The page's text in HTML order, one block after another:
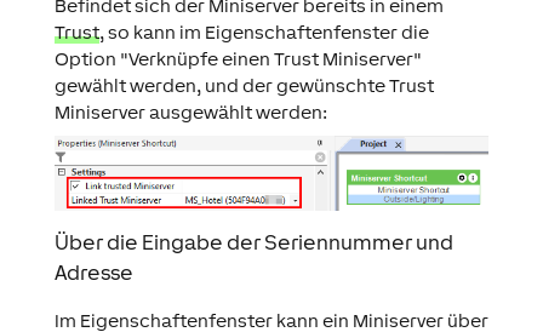
Befindet sich der Miniserver bereits in einem
Trust, so kann im Eigenschaftenfenster die
Option "Verknüpfe einen Trust Miniserver"
gewählt werden, und der gewünschte Trust
Miniserver ausgewählt werden:
Über die Eingabe der Seriennummer und
Adresse
Im Eigenschaftenfenster kann ein Miniserver über